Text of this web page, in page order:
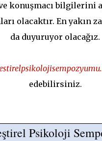
konuşmacı bilgilerini
olacaktır. En yakın
da duyuruyor olacağız.
edebilirsiniz.
Psikoloji